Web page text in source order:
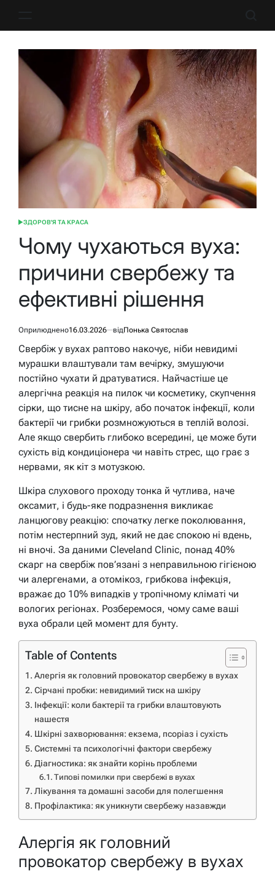
ОПУБЛІКУВАТИ
ЗДОРОВ'Я ТА КРАСА
Чому чухаються вуха:
причини свербежу та
ефективні рішення
Оприлюднено16.03.2026 відПонька Святослав
Свербіж у вухах раптово накочує, ніби невидимі
мурашки влаштували там вечірку, змушуючи
постійно чухати й дратуватися. Найчастіше це
алергічна реакція на пилок чи косметику, скупчення
сірки, що тисне на шкіру, або початок інфекції, коли
бактерії чи грибки розмножуються в теплій волозі.
Але якщо свербить глибоко всередині, це може бути
сухість від кондиціонера чи навіть стрес, що грає з
нервами, як кіт з мотузкою.
Шкіра слухового проходу тонка й чутлива, наче
оксамит, і будь-яке подразнення викликає
ланцюгову реакцію: спочатку легке поколювання,
потім нестерпний зуд, який не дає спокою ні вдень,
ні вночі. За даними Cleveland Clinic, понад 40%
скарг на свербіж пов’язані з неправильною гігієною
чи алергенами, а отомікоз, грибкова інфекція,
вражає до 10% випадків у тропічному кліматі чи
вологих регіонах. Розберемося, чому саме ваші
вуха обрали цей момент для бунту.
Table of Contents
Алергія як головний провокатор свербежу в вухах
Сірчані пробки: невидимий тиск на шкіру
Інфекції: коли бактерії та грибки влаштовують
нашестя
Шкірні захворювання: екзема, псоріаз і сухість
Системні та психологічні фактори свербежу
Діагностика: як знайти корінь проблеми
Типові помилки при свербежі в вухах
Лікування та домашні засоби для полегшення
Профілактика: як уникнути свербежу назавжди
Алергія як головний
провокатор свербежу в вухах